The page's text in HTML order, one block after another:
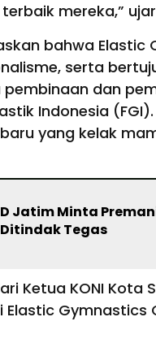
mereka,”
bahwa
serta
dan
Indonesia
yang kelak
Jatim Minta
Tegas
Ketua KONI Kota
Elastic